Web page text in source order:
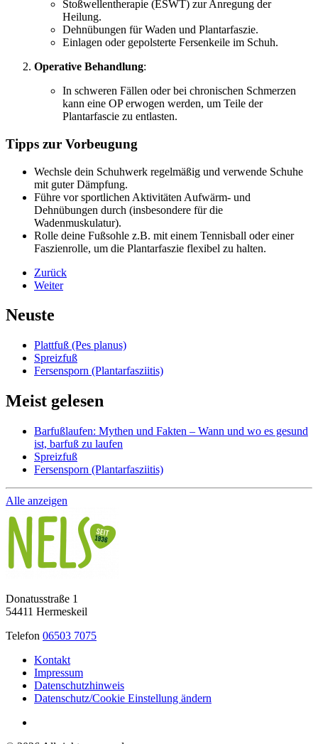
Stoßwellentherapie (ESWT) zur Anregung der
Heilung.
Dehnübungen für Waden und Plantarfaszie.
Einlagen oder gepolsterte Fersenkeile im Schuh.
Operative Behandlung:
In schweren Fällen oder bei chronischen Schmerzen
kann eine OP erwogen werden, um Teile der
Plantarfascie zu entlasten.
Tipps zur Vorbeugung
Wechsle dein Schuhwerk regelmäßig und verwende Schuhe
mit guter Dämpfung.
Führe vor sportlichen Aktivitäten Aufwärm- und
Dehnübungen durch (insbesondere für die
Wadenmuskulatur).
Rolle deine Fußsohle z.B. mit einem Tennisball oder einer
Faszienrolle, um die Plantarfaszie flexibel zu halten.
Zurück
Weiter
Neuste
Plattfuß (Pes planus)
Spreizfuß
Fersensporn (Plantarfasziitis)
Meist gelesen
Barfußlaufen: Mythen und Fakten – Wann und wo es gesund
ist, barfuß zu laufen
Spreizfuß
Fersensporn (Plantarfasziitis)
Alle anzeigen
Donatusstraße 1
54411 Hermeskeil
Telefon 06503 7075
Kontakt
Impressum
Datenschutzhinweis
Datenschutz/Cookie Einstellung ändern